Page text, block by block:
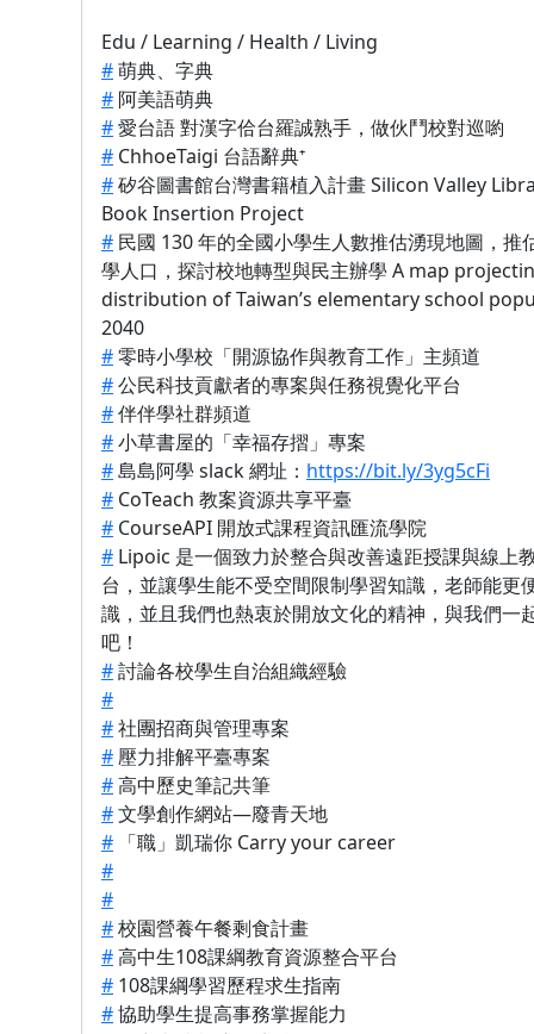
Edu / Learning / Health / Living
#萌典、字典
# 阿美語萌典
#愛台語 對漢字佮台羅誠熟手，做伙鬥校對巡喲
# ChhoeTaigi 台語辭典⁺
#矽谷圖書館台灣書籍植入計畫 Silicon Valley
Book Insertion Project
# 民國 130 年的全國小學生人數推估湧現地圖，推
學人口，探討校地轉型與民主辦學 A map
distribution of Taiwan’s elementary school
2040
#零時小學校「開源協作與教育工作」主頻道
#公民科技貢獻者的專案與任務視覺化平台
#伴伴學社群頻道
#小草書屋的「幸福存摺」專案
#島島阿學 slack 網址： https://bit.ly/3yg5cFi
# CoTeach 教案資源共享平臺
# CourseAPI 開放式課程資訊匯流學院
# Lipoic 是一個致力於整合與改善遠距授課與線上
台，並讓學生能不受空間限制學習知識，老師能更
識，並且我們也熱衷於開放文化的精神，與我們一
吧！
#討論各校學生自治組織經驗
#
#社團招商與管理專案
# 壓力排解平臺專案
#高中歷史筆記共筆
#文學創作網站—廢青天地
# 「職」凱瑞你 Carry your career
#
#
#校園營養午餐剩食計畫
#高中生108課綱教育資源整合平台
# 108課綱學習歷程求生指南
#協助學生提高事務掌握能力